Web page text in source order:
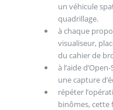
un véhicule
quadrillage.
à chaque
visualiseur,
du cahier de
à l’aide
une capture
répéter
binômes, cette